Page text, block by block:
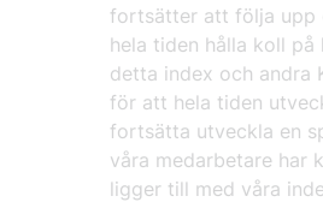
fortsätter att följa upp
hela tiden hålla koll
detta index och andra
för att hela tiden
fortsätta utveckla en
våra medarbetare har
ligger till med våra